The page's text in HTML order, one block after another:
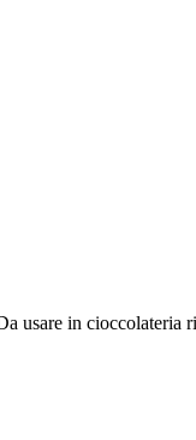
usare in cioccolateria